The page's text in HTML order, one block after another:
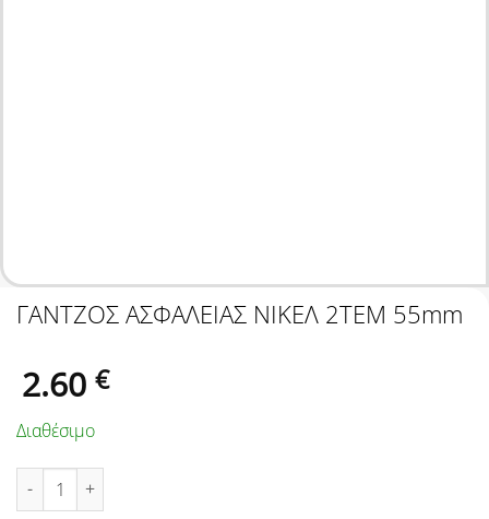
ΓΑΝΤΖΟΣ ΑΣΦΑΛΕΙΑΣ ΝΙΚΕΛ 2ΤΕΜ 55mm
2.60 €
Διαθέσιμο
ΓΑΝΤΖΟΣ ΑΣΦΑΛΕΙΑΣ ΝΙΚΕΛ 2ΤΕΜ 55mm ποσότητα